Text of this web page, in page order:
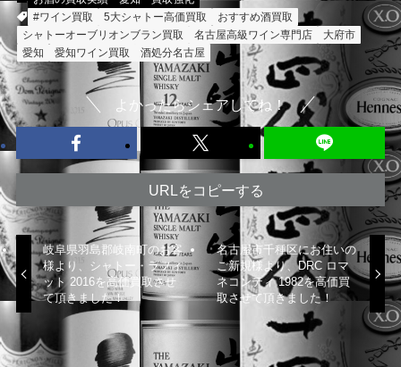
#ワイン買取
5大シャトー高価買取
おすすめ酒買取
シャトーオーブリオンブラン買取
名古屋高級ワイン専門店
大府市
愛知
愛知ワイン買取 酒処分名古屋
よかったらシェアしてね！
URLをコピーする
岐阜県羽島郡岐南町のお客
様より、シャトー・ラフィ
ット 2016を高価買取させ
て頂きました！
名古屋市千種区にお住いの
ご新規様より、DRC ロマ
ネコンティ 1982を高価買
取させて頂きました！